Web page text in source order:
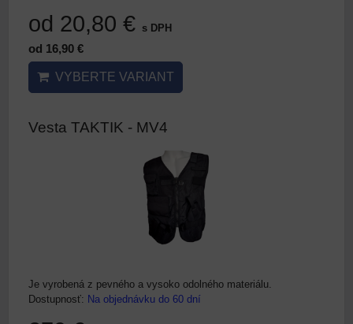
od 20,80 € s DPH
od 16,90 €
VYBERTE VARIANT
Vesta TAKTIK - MV4
Je vyrobená z pevného a vysoko odolného materiálu.
Dostupnosť: Na objednávku do 60 dní